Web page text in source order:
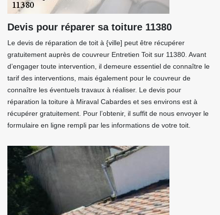
Devis pour réparer sa toiture 11380
Le devis de réparation de toit à {ville] peut être récupérer
gratuitement auprès de couvreur Entretien Toit sur 11380. Avant
d’engager toute intervention, il demeure essentiel de connaître le
tarif des interventions, mais également pour le couvreur de
connaître les éventuels travaux à réaliser. Le devis pour
réparation la toiture à Miraval Cabardes et ses environs est à
récupérer gratuitement. Pour l’obtenir, il suffit de nous envoyer le
formulaire en ligne rempli par les informations de votre toit.